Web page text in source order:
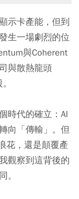
示卡產能，但到
生一場劇烈的位
與Coherent
與散熱龍頭
時代的確立：AI
向「傳輸」。但
花，還是顛覆產
觀察到這背後的
。